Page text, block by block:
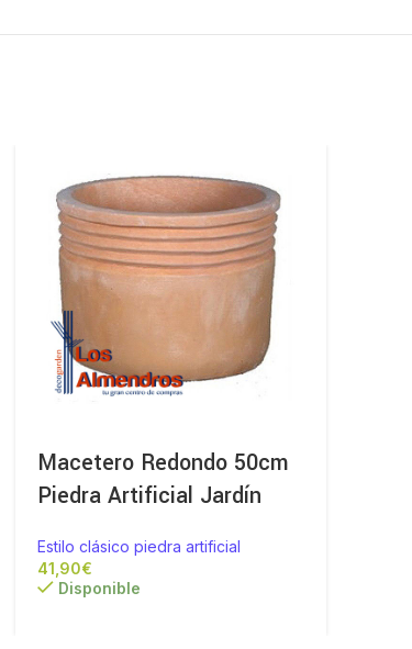
Macetero Redondo 50cm
Piedra Artificial Jardín
Estilo clásico piedra artificial
€
Disponible